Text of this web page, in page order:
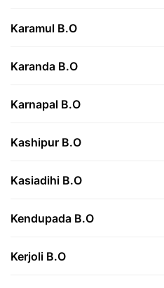
Karamul B.O
Karanda B.O
Karnapal B.O
Kashipur B.O
Kasiadihi B.O
Kendupada B.O
Kerjoli B.O